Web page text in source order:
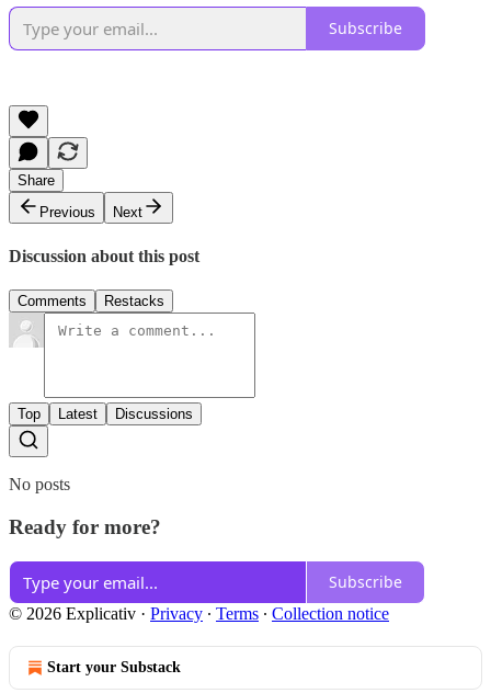
Subscribe
Share
Previous
Next
Discussion about this post
Comments Restacks
Top Latest Discussions
No posts
Ready for more?
Subscribe
© 2026 Explicativ · Privacy ∙ Terms ∙ Collection notice
Start your Substack